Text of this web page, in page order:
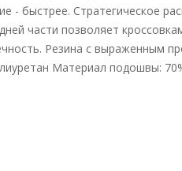
- быстрее. Стратегическое
части позволяет
Резина с выраженным
Материал подошвы: